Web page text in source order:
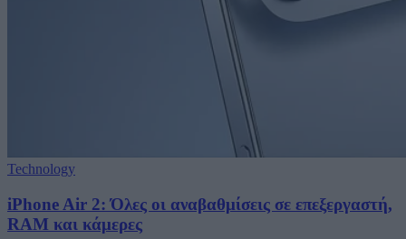
Technology
iPhone Air 2: Όλες οι αναβαθμίσεις σε επεξεργαστή,
RAM και κάμερες